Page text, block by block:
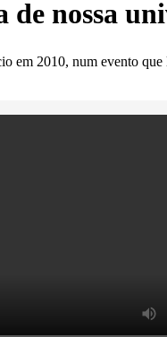
de nossa
em 2010, num evento